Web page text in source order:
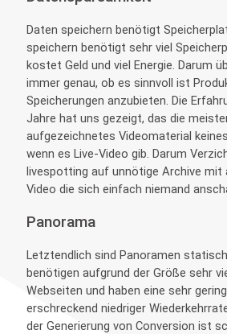
Daten speichern benötigt
speichern benötigt sehr viel
kostet Geld und viel Energie. Darum
immer genau, ob es sinnvoll ist
Speicherungen anzubieten. Die
Jahre hat uns gezeigt, das die
aufgezeichnetes Videomaterial
wenn es Live-Video gib. Darum
livespotting auf unnötige Archive mit
Video die sich einfach niemand
Panorama
Letztendlich sind Panoramen
benötigen aufgrund der Größe sehr
Webseiten und haben eine sehr
erschreckend niedriger
der Generierung von Conversion ist